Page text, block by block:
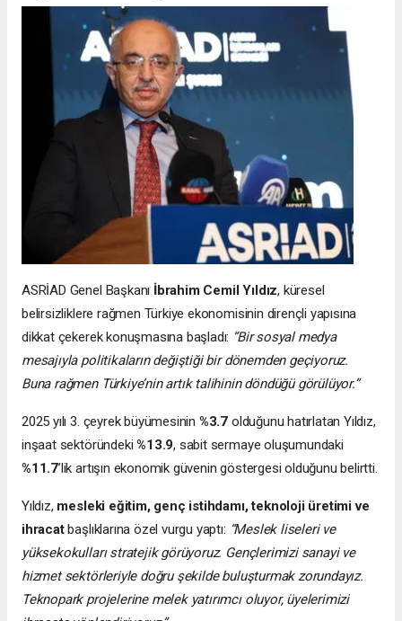
ASRİAD Genel Başkanı İbrahim Cemil Yıldız, küresel
belirsizliklere rağmen Türkiye ekonomisinin dirençli yapısına
dikkat çekerek konuşmasına başladı: “Bir sosyal medya
mesajıyla politikaların değiştiği bir dönemden geçiyoruz.
Buna rağmen Türkiye’nin artık talihinin döndüğü görülüyor.”
2025 yılı 3. çeyrek büyümesinin %3.7 olduğunu hatırlatan Yıldız,
inşaat sektöründeki%13.9, sabit sermaye oluşumundaki
%11.7’lik artışın ekonomik güvenin göstergesi olduğunu belirtti.
Yıldız, mesleki eğitim, genç istihdamı, teknoloji üretimi ve
ihracatbaşlıklarına özel vurgu yaptı: “Meslek liseleri ve
yüksekokulları stratejik görüyoruz. Gençlerimizi sanayi ve
hizmet sektörleriyle doğru şekilde buluşturmak zorundayız.
Teknopark projelerine melek yatırımcı oluyor, üyelerimizi